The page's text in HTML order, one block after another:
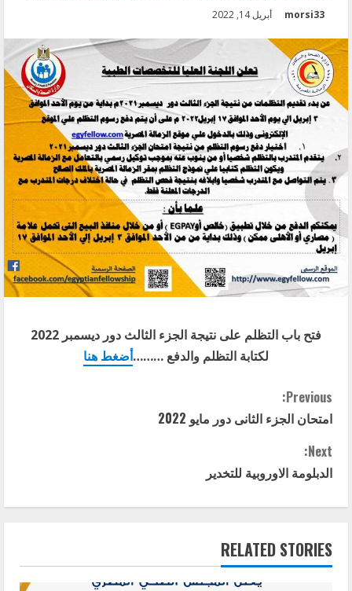
morsi33 أبريل 14, 2022
فتح باب التظلم على نتيجة الجزء الثالث دور ديسمبر 2022
لكتابة التظلم والدفع ………أضغط هنا
C
o
n
t
n
Previous:
امتحان الجزء الثانى دور مايو 2022
Next:
الدبلومة الاوروبية للتخدير
RELATED STORIES